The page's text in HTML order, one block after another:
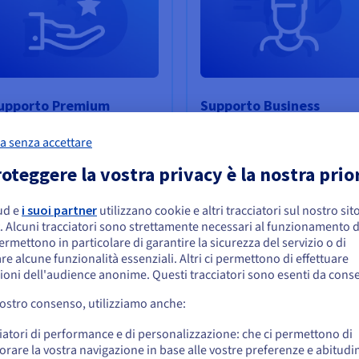
Premium
critici
di più
Supporto Business
Scopri di più
che la tua localizzazione sia Stati
un ordine da Stati Uniti, è necessario accedere al sito web del
un account.
us.ovhcloud.com/
Inglese USD - $
senza accettare
la vostra privacy è la nostra
ei suoi partner utilizzano cookie e altri tracciatori sul nostro sito
Alcuni tracciatori sono strettamente necessari al funzionamento
in particolare di garantire la sicurezza del servizio o di
alcune funzionalità essenziali. Altri ci permettono di effettuare
dell'audience anonime. Questi tracciatori sono esenti da
consenso, utilizziamo anche:
di performance e di personalizzazione: che ci permettono di
la vostra navigazione in base alle vostre preferenze e